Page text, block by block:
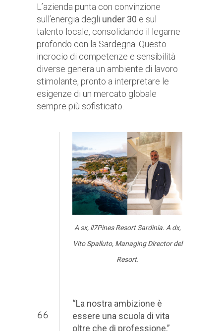
L’azienda punta con convinzione
sull’energia degli under 30 e sul
talento locale, consolidando il legame
profondo con la Sardegna. Questo
incrocio di competenze e sensibilità
diverse genera un ambiente di lavoro
stimolante, pronto a interpretare le
esigenze di un mercato globale
sempre più sofisticato.
A sx, il7Pines Resort Sardinia. A dx,
Vito Spalluto, Managing Director del
Resort.
“La nostra ambizione è
essere una scuola di vita
oltre che di professione,”